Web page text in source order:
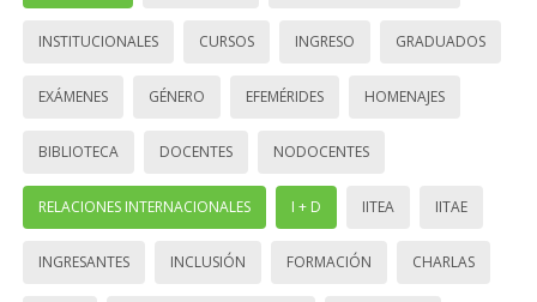
INSTITUCIONALES CURSOS INGRESO GRADUADOS
EXÁMENES GÉNERO EFEMÉRIDES HOMENAJES
BIBLIOTECA DOCENTES NODOCENTES
RELACIONES INTERNACIONALES I + D IITEA IITAE
INGRESANTES INCLUSIÓN FORMACIÓN CHARLAS